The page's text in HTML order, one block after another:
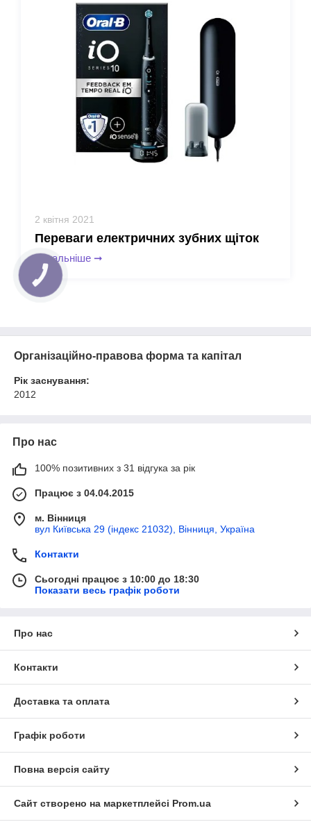
2 квітня 2021
Переваги електричних зубних щіток
Детальніше ➞
Організаційно-правова форма та капітал
Рік заснування:
2012
Про нас
100% позитивних з 31 відгука за рік
Працює з 04.04.2015
м. Вінниця
вул Київська 29 (індекс 21032), Вінниця, Україна
Контакти
Сьогодні працює з 10:00 до 18:30
Показати весь графік роботи
Про нас
Контакти
Доставка та оплата
Графік роботи
Повна версія сайту
Сайт створено на маркетплейсі Prom.ua